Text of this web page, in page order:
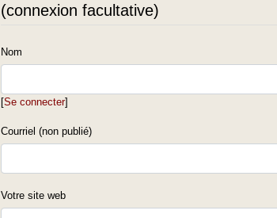
(connexion facultative)
Nom
[Se connecter]
Courriel (non publié)
Votre site web